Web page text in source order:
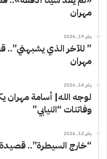
مهران
يناير 19, 2026
” للآخر الذي
مهران
يناير 14, 2026
لوجه الله| أسامة مهران
وفاتنات “النيابي”
يناير 12, 2026
“خارج السيطرة”..